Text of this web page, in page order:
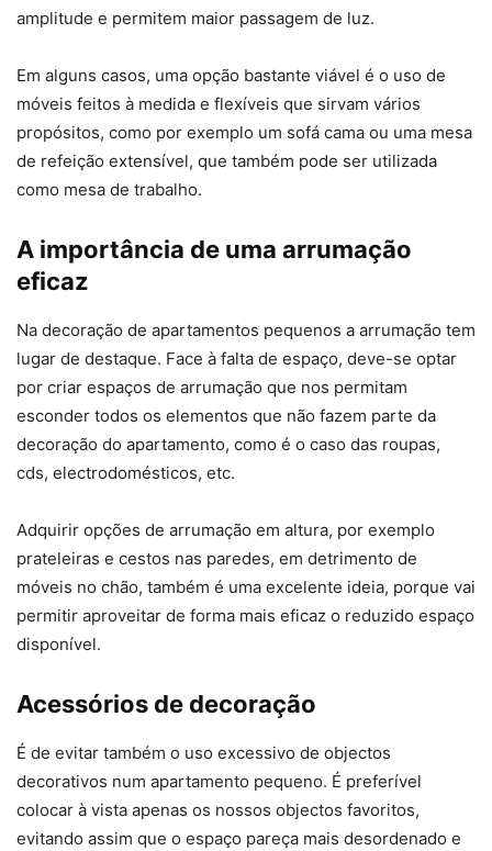
amplitude e permitem maior passagem de luz.
Em alguns casos, uma opção bastante viável é o uso de
móveis feitos à medida e flexíveis que sirvam vários
propósitos, como por exemplo um sofá cama ou uma mesa
de refeição extensível, que também pode ser utilizada
como mesa de trabalho.
A importância de uma arrumação
eficaz
Na decoração de apartamentos pequenos a arrumação tem
lugar de destaque. Face à falta de espaço, deve-se optar
por criar espaços de arrumação que nos permitam
esconder todos os elementos que não fazem parte da
decoração do apartamento, como é o caso das roupas,
cds, electrodomésticos, etc.
Adquirir opções de arrumação em altura, por exemplo
prateleiras e cestos nas paredes, em detrimento de
móveis no chão, também é uma excelente ideia, porque vai
permitir aproveitar de forma mais eficaz o reduzido espaço
disponível.
Acessórios de decoração
É de evitar também o uso excessivo de objectos
decorativos num apartamento pequeno. É preferível
colocar à vista apenas os nossos objectos favoritos,
evitando assim que o espaço pareça mais desordenado e